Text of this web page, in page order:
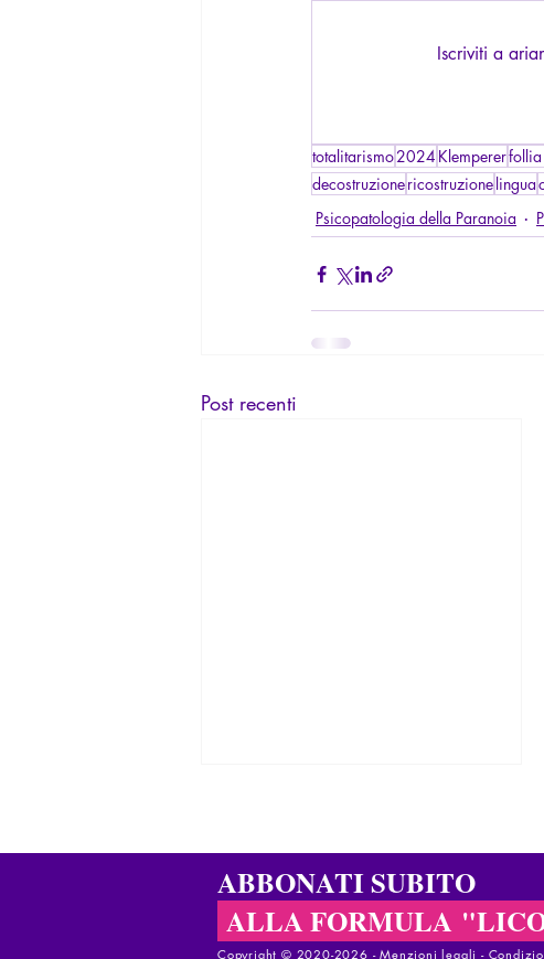
Iscriviti a
totalitarismo2024 Klemperer
decostruzionericostruzione lingua
Psicopatologia della Paranoia
Post recenti
ABBONATI SUBITO
ALLA FORMULA
Copyright © 2020-2026 - ​Menzioni legali -